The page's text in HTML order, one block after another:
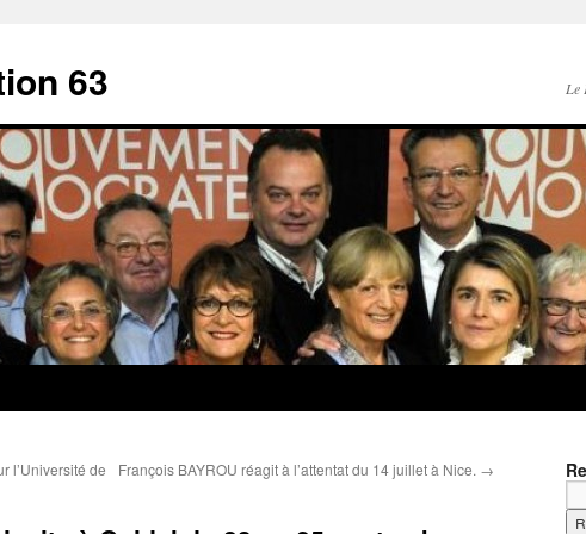
63 Le
l’Université de
François BAYROU réagit à l’attentat du 14 juillet à Nice. →